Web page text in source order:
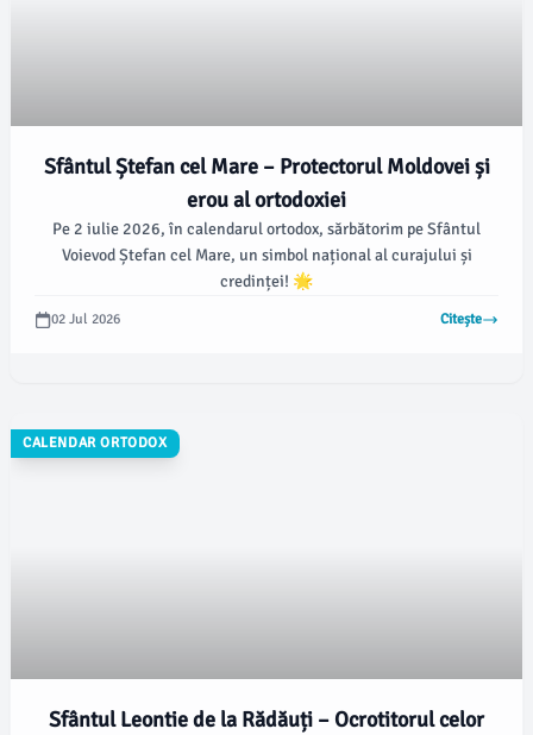
Sfântul Ștefan cel Mare – Protectorul Moldovei și
erou al ortodoxiei
Pe 2 iulie 2026, în calendarul ortodox, sărbătorim pe Sfântul
Voievod Ștefan cel Mare, un simbol național al curajului și
credinței! 🌟
02 Jul 2026 Citește
CALENDAR ORTODOX
Sfântul Leontie de la Rădăuți – Ocrotitorul celor